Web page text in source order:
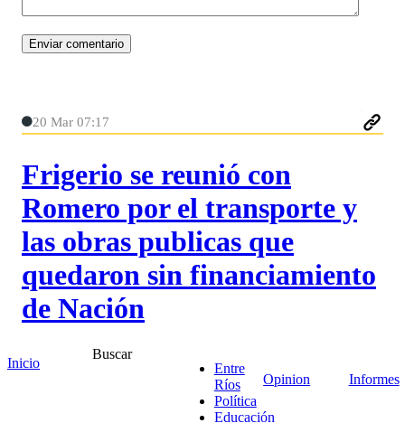
20 Mar 07:17
Frigerio se reunió con
Romero por el transporte y
las obras publicas que
quedaron sin financiamiento
de Nación
El gobernador Rogelio Frigerio mantuvo una
audiencia con la intendenta Rosario Romero para
tratar las medidas que ejecuta el municipio de
Paraná para garantizar la prestación del servicio.
Inicio
Buscar
Entre
Ríos
Política
Educación
Opinion Informes